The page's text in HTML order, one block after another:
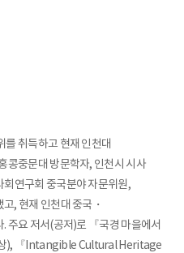
를 취득하고 현재 인천대
콩중문대 방문학자, 인천시 시사
연구회 중국분야 자문위원,
, 현재 인천대 중국・
주요 저서(공저)로 『국경 마을에서
), 『Intangible Cultural Heritage